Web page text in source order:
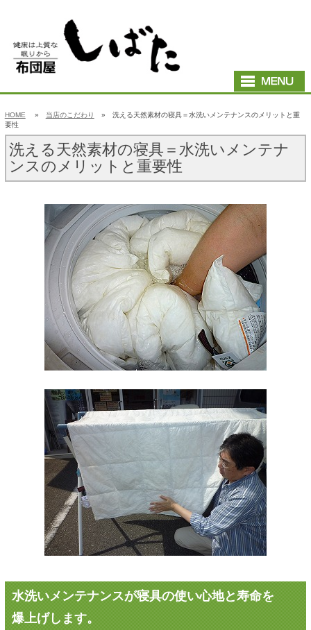
HOME » 当店のこだわり
» 洗える天然素材の寝具＝水洗いメンテナンスのメリットと重
要性
洗える天然素材の寝具＝水洗いメンテナ
ンスのメリットと重要性
水洗いメンテナンスが寝具の使い心地と寿命を
爆上げします。